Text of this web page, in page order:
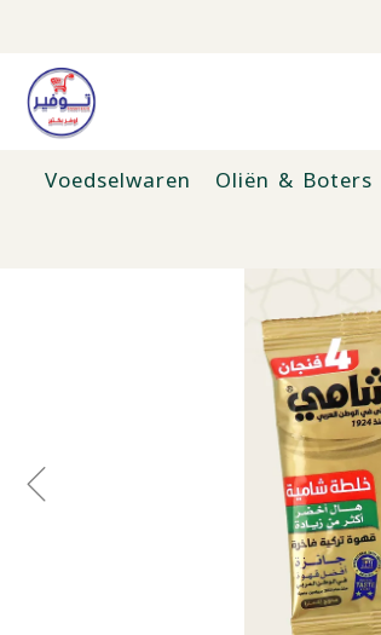
Voedselwaren Oliën & Boters